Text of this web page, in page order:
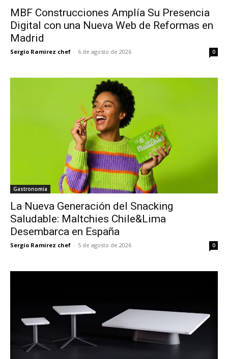
MBF Construcciones Amplía Su Presencia
Digital con una Nueva Web de Reformas en
Madrid
Sergio Ramirez chef - 6 de agosto de 2026 0
Gastronomía
La Nueva Generación del Snacking
Saludable: Maltchies Chile&Lima
Desembarca en España
Sergio Ramirez chef - 5 de agosto de 2026 0